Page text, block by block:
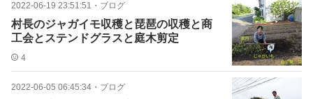
2022-06-19 23:51:51 ・ ブログ
村長のジャガイモ収穫と琵琶の収穫と商
工会とステンドグラスと庭木剪定
4
2022-06-05 06:45:34 ・ ブログ